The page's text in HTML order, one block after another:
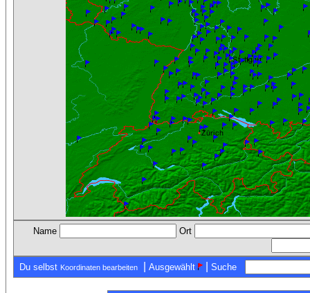
Name Ort
Du selbst Koordinaten bearbeiten Ausgewählt Suche